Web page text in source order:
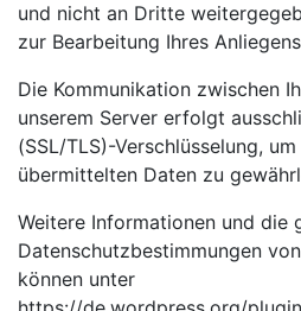
und nicht an Dritte
zur Bearbeitung Ihres
Die Kommunikation zwischen
unserem Server erfolgt
(SSL/TLS)-Verschlüsselung,
übermittelten Daten zu
Weitere Informationen und die
Datenschutzbestimmungen
können unter